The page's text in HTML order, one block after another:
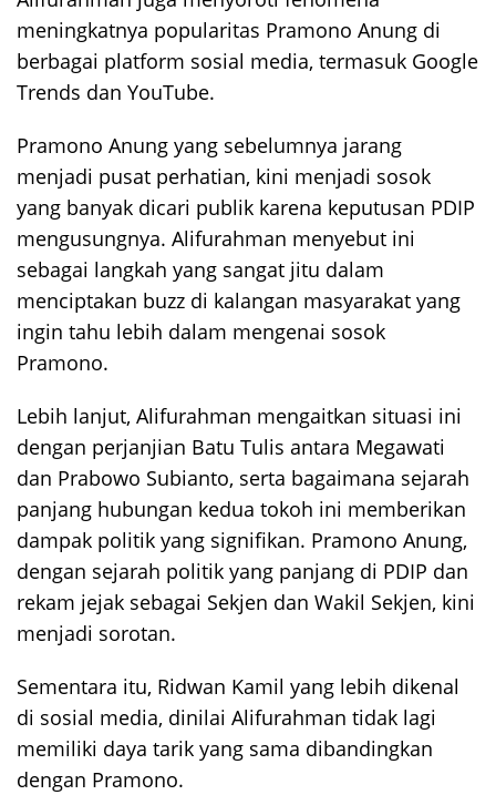
meningkatnya popularitas Pramono Anung di
berbagai platform sosial media, termasuk Google
Trends dan YouTube.
Pramono Anung yang sebelumnya jarang
menjadi pusat perhatian, kini menjadi sosok
yang banyak dicari publik karena keputusan PDIP
mengusungnya. Alifurahman menyebut ini
sebagai langkah yang sangat jitu dalam
menciptakan buzz di kalangan masyarakat yang
ingin tahu lebih dalam mengenai sosok
Pramono.
Lebih lanjut, Alifurahman mengaitkan situasi ini
dengan perjanjian Batu Tulis antara Megawati
dan Prabowo Subianto, serta bagaimana sejarah
panjang hubungan kedua tokoh ini memberikan
dampak politik yang signifikan. Pramono Anung,
dengan sejarah politik yang panjang di PDIP dan
rekam jejak sebagai Sekjen dan Wakil Sekjen, kini
menjadi sorotan.
Sementara itu, Ridwan Kamil yang lebih dikenal
di sosial media, dinilai Alifurahman tidak lagi
memiliki daya tarik yang sama dibandingkan
dengan Pramono.